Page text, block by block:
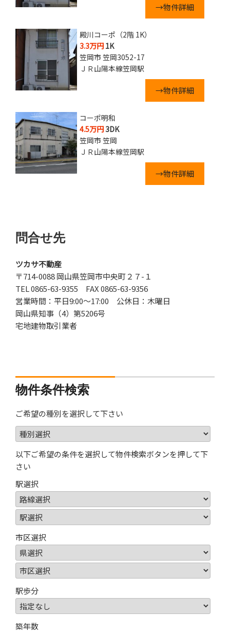
→物件詳細
殿川コーポ（2階 1K）
3.3万円 1K
笠岡市 笠岡3052-17
ＪＲ山陽本線笠岡駅
→物件詳細
コーポ明和
4.5万円3DK
笠岡市 笠岡
ＪＲ山陽本線笠岡駅
→物件詳細
問合せ先
ツカサ不動産
〒714-0088 岡山県笠岡市中央町２７-１
TEL 0865-63-9355 FAX 0865-63-9356
営業時間：平日9:00～17:00 公休日：木曜日
岡山県知事（4）第5206号
宅地建物取引業者
物件条件検索
ご希望の種別を選択して下さい
以下ご希望の条件を選択して物件検索ボタンを押して下
さい
駅選択
市区選択
駅歩分
築年数